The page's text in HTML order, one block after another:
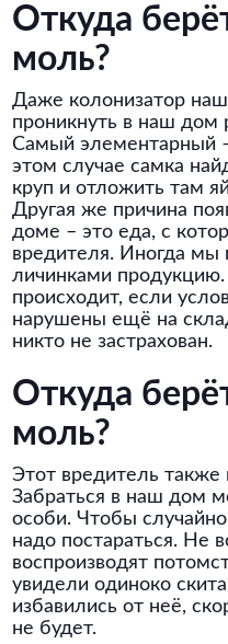
Откуда
моль?
Даже колонизатор
проникнуть в наш дом
Самый элементарный
этом случае самка
круп и отложить там
Другая же причина
доме – это еда, с
вредителя. Иногда мы
личинками продукцию.
происходит, если
нарушены ещё на
никто не застрахован.
Откуда
моль?
Этот вредитель
Забраться в наш дом
особи. Чтобы
надо постараться. Не
воспроизводят
увидели одиноко
избавились от неё,
не будет.